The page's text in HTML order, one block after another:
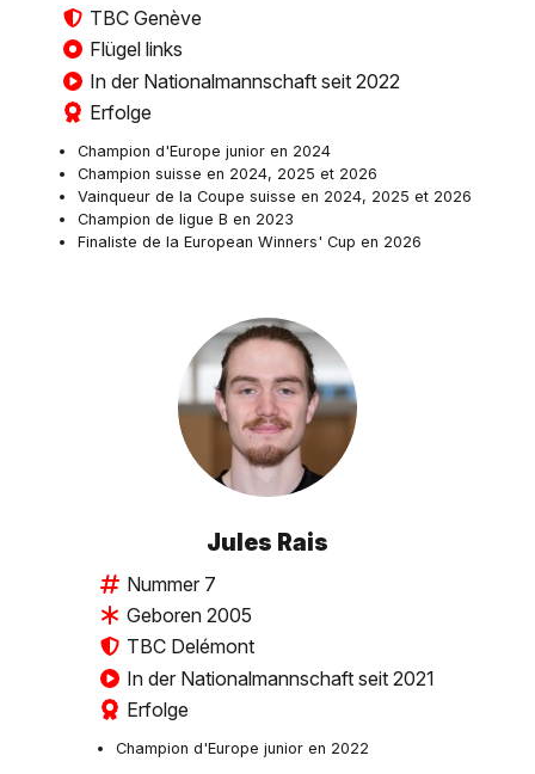
TBC Genève
Flügel links
In der Nationalmannschaft seit 2022
Erfolge
Champion d'Europe junior en 2024
Champion suisse en 2024, 2025 et 2026
Vainqueur de la Coupe suisse en 2024, 2025 et 2026
Champion de ligue B en 2023
Finaliste de la European Winners' Cup en 2026
Jules Rais
Nummer 7
Geboren 2005
TBC Delémont
In der Nationalmannschaft seit 2021
Erfolge
Champion d'Europe junior en 2022